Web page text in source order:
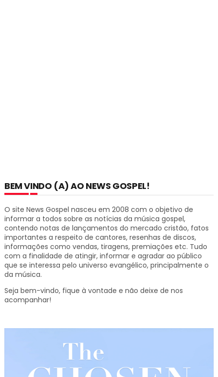
BEM VINDO (A) AO NEWS GOSPEL!
O site News Gospel nasceu em 2008 com o objetivo de
informar a todos sobre as notícias da música gospel,
contendo notas de lançamentos do mercado cristão, fatos
importantes a respeito de cantores, resenhas de discos,
informações como vendas, tiragens, premiações etc. Tudo
com a finalidade de atingir, informar e agradar ao público
que se interessa pelo universo evangélico, principalmente o
da música.
Seja bem-vindo, fique à vontade e não deixe de nos
acompanhar!